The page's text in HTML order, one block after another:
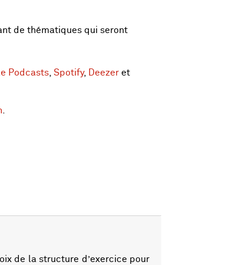
de thématiques qui seront
Podcasts Spotify, Deezer et
de la structure d’exercice pour